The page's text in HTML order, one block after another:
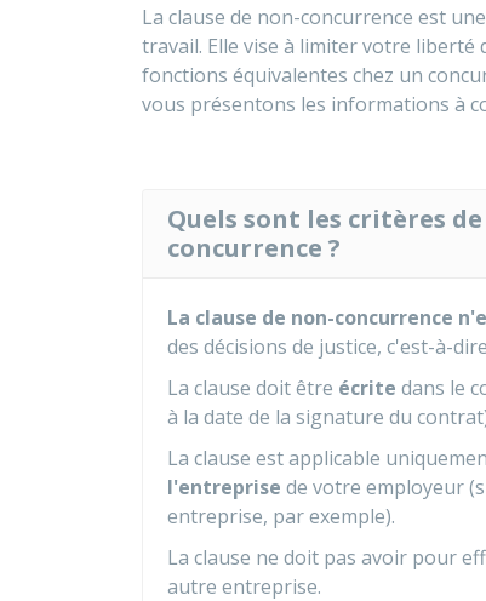
La clause de non-concurrence est
travail. Elle vise à limiter votre liberté
fonctions équivalentes chez un
vous présentons les informations à
Quels sont les critères
concurrence ?
La clause de non-concurrence
des décisions de justice, c'est-à-
La clause doit être écrite dans le
à la date de la signature du
La clause est applicable
l'entreprise de votre employeur
entreprise, par exemple).
La clause ne doit pas avoir pour
autre entreprise.